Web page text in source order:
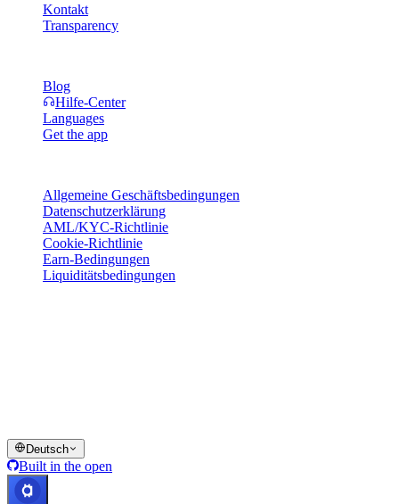
Kontakt
Transparency
Blog
Hilfe-Center
Languages
Get the app
Allgemeine Geschäftsbedingungen
Datenschutzerklärung
AML/KYC-Richtlinie
Cookie-Richtlinie
Earn-Bedingungen
Liquiditätsbedingungen
Deutsch
Built in the open